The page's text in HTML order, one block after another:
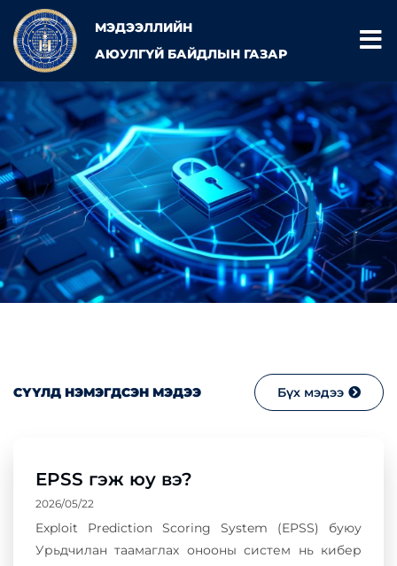
МЭДЭЭЛЛИЙН
АЮУЛГҮЙ БАЙДЛЫН ГАЗАР
СҮҮЛД НЭМЭГДСЭН МЭДЭЭ Бүх мэдээ
EPSS гэж юу вэ?
2026/05/22
Exploit Prediction Scoring System (EPSS) буюу
Урьдчилан таамаглах онооны систем нь кибер